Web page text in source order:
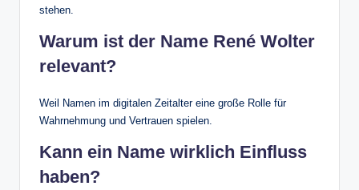
stehen.
Warum ist der Name René Wolter
relevant?
Weil Namen im digitalen Zeitalter eine große Rolle für
Wahrnehmung und Vertrauen spielen.
Kann ein Name wirklich Einfluss
haben?